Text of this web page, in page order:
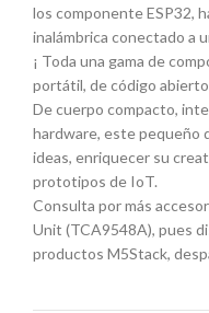
los componente ESP32,
inalámbrica conectado a
¡ Toda una gama de
portátil, de código
De cuerpo compacto,
hardware, este pequeño
ideas, enriquecer su
prototipos de IoT.
Consulta por más
Unit (TCA9548A), pues
productos M5Stack,